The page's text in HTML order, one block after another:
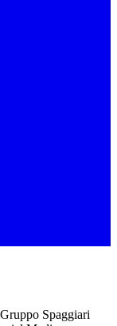
Spaggiari